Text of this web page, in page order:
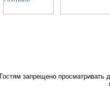
Гостям запрещено просматривать